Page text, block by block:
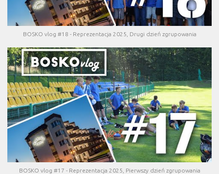
BOSKO vlog #18 - Reprezentacja 2025, Drugi dzień zgrupowania
BOSKO vlog #17 - Reprezentacja 2025, Pierwszy dzień zgrupowania